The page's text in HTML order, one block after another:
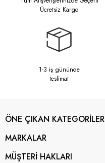
Ücretsiz Kargo
1-3 iş gününde
teslimat
ÖNE ÇIKAN KATEGORİLER
MARKALAR
MÜŞTERİ HAKLARI